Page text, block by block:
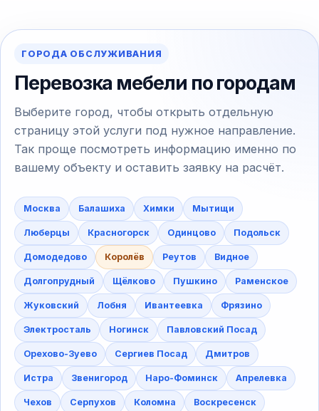
ГОРОДА ОБСЛУЖИВАНИЯ
Перевозка мебели по городам
Выберите город, чтобы открыть отдельную
страницу этой услуги под нужное направление.
Так проще посмотреть информацию именно по
вашему объекту и оставить заявку на расчёт.
Москва Балашиха Химки Мытищи
Люберцы Красногорск Одинцово Подольск
Домодедово Королёв Реутов Видное
Долгопрудный Щёлково Пушкино Раменское
Жуковский Лобня Ивантеевка Фрязино
Электросталь Ногинск Павловский Посад
Орехово-Зуево Сергиев Посад Дмитров
Истра Звенигород Наро-Фоминск Апрелевка
Чехов Серпухов Коломна Воскресенск